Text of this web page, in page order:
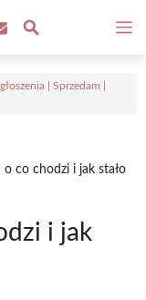
| Sprzedam |
o co chodzi i jak stało
i jak